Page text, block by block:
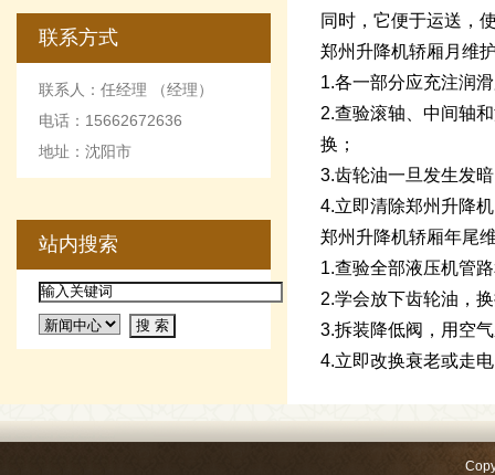
联系方式
联系人：任经理 （经理）
电话：15662672636
地址：沈阳市
站内搜索
同时，它便于运送，
郑州升降机轿厢月维
1.各一部分应充注润
2.查验滚轴、中间轴
换；
3.齿轮油一旦发生发
4.立即清除郑州升降
郑州升降机轿厢年尾
1.查验全部液压机管
2.学会放下齿轮油，
3.拆装降低阀，用空
4.立即改换衰老或走